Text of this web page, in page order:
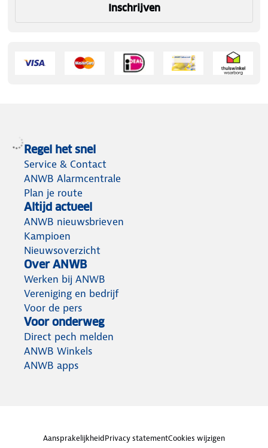
Inschrijven
Regel het snel
Service & Contact
ANWB Alarmcentrale
Plan je route
Altijd actueel
ANWB nieuwsbrieven
Kampioen
Nieuwsoverzicht
Over ANWB
Werken bij ANWB
Vereniging en bedrijf
Voor de pers
Voor onderweg
Direct pech melden
ANWB Winkels
ANWB apps
AansprakelijkheidPrivacy statementCookies wijzigen